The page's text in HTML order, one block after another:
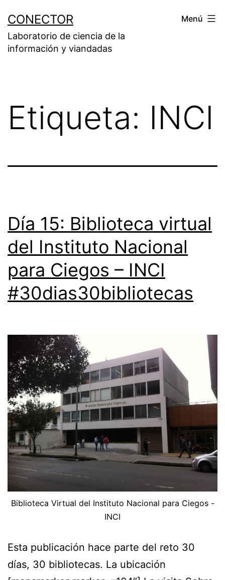
contenido
CONECTOR
Laboratorio de ciencia de la
información y viandadas
Menú
Etiqueta: INCI
Día 15: Biblioteca virtual
del Instituto Nacional
para Ciegos – INCI
#30dias30bibliotecas
Biblioteca Virtual del Instituto Nacional para Ciegos -
INCI
Esta publicación hace parte del reto 30
días, 30 bibliotecas. La ubicación